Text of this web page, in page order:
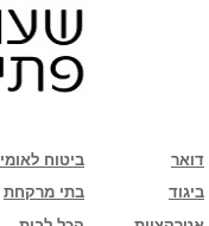
ביטוח לאומי
דואר
בתי מרקחת
ביגוד